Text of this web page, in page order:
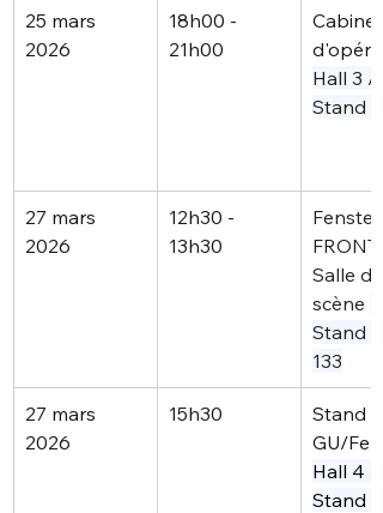
25 mars
2026
18h00 -
21h00
Cabine
d'opéra
Hall 3 /
Stand 3-
27 mars
2026
12h30 -
13h30
Salle de
scène
Stand
133
27 mars
2026
15h30
Stand
GU/
Hall 4 /
Stand 4-